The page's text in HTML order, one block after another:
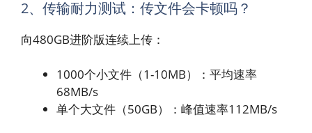
2、传输耐力测试：传文件会卡顿吗？
向480GB进阶版连续上传：
1000个小文件（1-10MB）：平均速率
68MB/s
单个大文件（50GB）：峰值速率112MB/s